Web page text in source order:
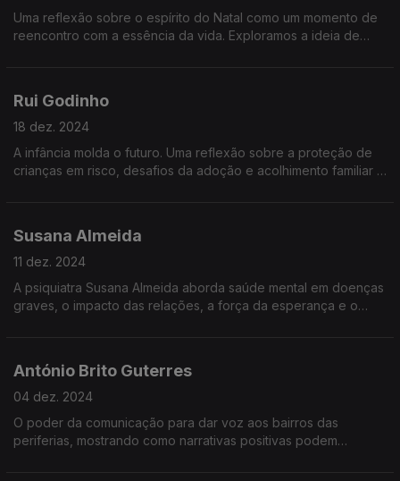
Uma reflexão sobre o espírito do Natal como um momento de
reencontro com a essência da vida. Exploramos a ideia de
Rui Godinho
18 dez. 2024
A infância molda o futuro. Uma reflexão sobre a proteção de
crianças em risco, desafios da adoção e acolhimento familiar e
Susana Almeida
11 dez. 2024
A psiquiatra Susana Almeida aborda saúde mental em doenças
graves, o impacto das relações, a força da esperança e o
António Brito Guterres
04 dez. 2024
O poder da comunicação para dar voz aos bairros das
periferias, mostrando como narrativas positivas podem